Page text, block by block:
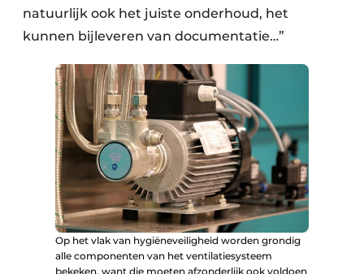
natuurlijk ook het juiste onderhoud, het
kunnen bijleveren van documentatie…”
Op het vlak van hygiëneveiligheid worden grondig
alle componenten van het ventilatiesysteem
bekeken, want die moeten afzonderlijk ook voldoen